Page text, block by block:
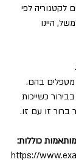
לקטגוריה לפי
היינו
בהם.
כשייכות
ברור זו עם זו.
כוללות:
https://